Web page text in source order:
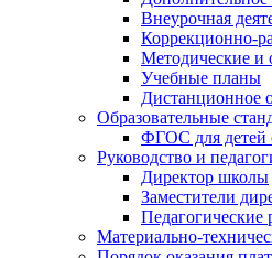
Внеурочная
Коррекционно-
Методические и
Учебные планы
Дистанционное
Образовательные
ФГОС для
Руководство и
Директор школы
Заместители
Педагогические
Материально-